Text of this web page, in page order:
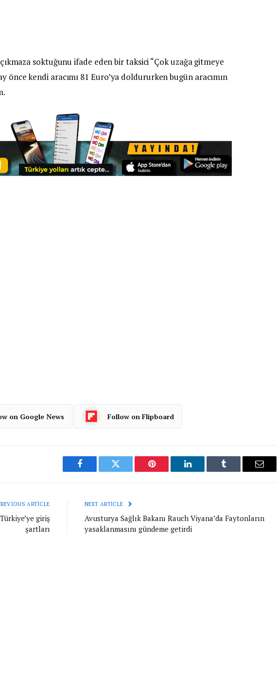
soktuğunu ifade eden bir taksici “Çok uzağa gitmeye
önce kendi aracımı 81 Euro’ya doldururken bugün aracımın
on Google News Follow on Flipboard
Facebook Twitter Pinterest LinkedIn Tumblr Email
ARTICLE
giriş
şartları
NEXT ARTICLE
Avusturya Sağlık Bakanı Rauch Viyana’da Faytonların
yasaklanmasını gündeme getirdi